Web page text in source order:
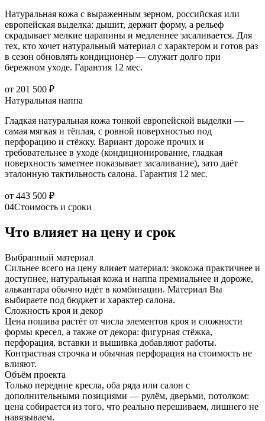
Натуральная кожа с выраженным зерном, российская или
европейская выделка: дышит, держит форму, а рельеф
скрадывает мелкие царапины и медленнее засаливается. Для
тех, кто хочет натуральный материал с характером и готов раз
в сезон обновлять кондиционер — служит долго при
бережном уходе. Гарантия 12 мес.
от 201 500 ₽
Натуральная наппа
Гладкая натуральная кожа тонкой европейской выделки —
самая мягкая и тёплая, с ровной поверхностью под
перфорацию и стёжку. Вариант дороже прочих и
требовательнее в уходе (кондиционирование, гладкая
поверхность заметнее показывает засаливание), зато даёт
эталонную тактильность салона. Гарантия 12 мес.
от 443 500 ₽
04Стоимость и сроки
Что влияет на цену и срок
Выбранный материал
Сильнее всего на цену влияет материал: экокожа практичнее и
доступнее, натуральная кожа и наппа премиальнее и дороже,
алькантара обычно идёт в комбинации. Материал Вы
выбираете под бюджет и характер салона.
Сложность кроя и декор
Цена пошива растёт от числа элементов кроя и сложности
формы кресел, а также от декора: фигурная стёжка,
перфорация, вставки и вышивка добавляют работы.
Контрастная строчка и обычная перфорация на стоимость не
влияют.
Объём проекта
Только передние кресла, оба ряда или салон с
дополнительными позициями — рулём, дверьми, потолком:
цена собирается из того, что реально перешиваем, лишнего не
навязываем.